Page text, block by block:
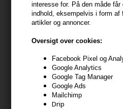
interesse for. På den måde
indhold, eksempelvis i form af
artikler og annoncer.
Oversigt over cookies:
Facebook Pixel og
Google Analytics
Google Tag Manager
Google Ads
Mailchimp
Drip
Four Reasons Original
Moisture Conditioner 300ml